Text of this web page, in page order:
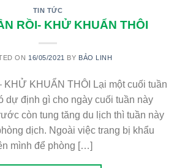
TIN TỨC
RỒI- KHỬ KHUẨN THÔI
ON 16/05/2021 BY BẢO LINH
KHỬ KHUẨN THÔI Lại một cuối tuần
dự định gì cho ngày cuối tuần này
còn tung tăng du lịch thì tuần này
dịch. Ngoài việc trang bị khẩu
mình để phòng […]